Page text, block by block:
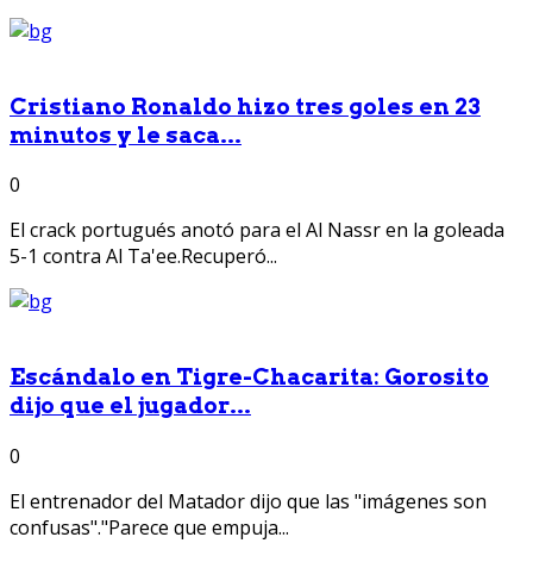
Cristiano Ronaldo hizo tres goles en 23
minutos y le saca...
0
El crack portugués anotó para el Al Nassr en la goleada
5-1 contra Al Ta'ee.Recuperó...
Escándalo en Tigre-Chacarita: Gorosito
dijo que el jugador...
0
El entrenador del Matador dijo que las "imágenes son
confusas"."Parece que empuja...